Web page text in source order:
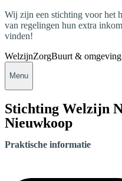
Wij zijn een stichting voor het
van regelingen hun extra
vinden!
WelzijnZorgBuurt & omgeving
Menu
Stichting Welzijn
Nieuwkoop
Praktische informatie